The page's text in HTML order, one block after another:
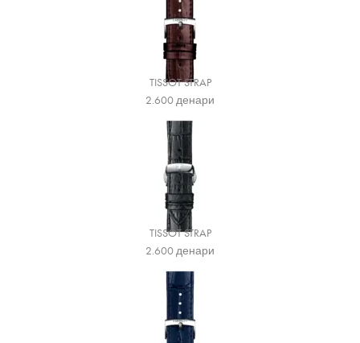
TISSOT STRAP
2.600денари
TISSOT STRAP
2.600денари